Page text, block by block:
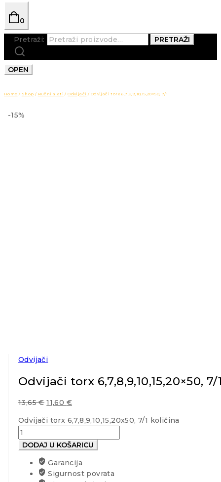
0
Pretraži: PRETRAŽI
OPEN
Home / Shop / Ručni alati / Odvijači / Odvijači torx 6,7,8,9,10,15,20×50, 7/1
-15%
Odvijači
Odvijači torx 6,7,8,9,10,15,20×50, 7/
13,65€ 11,60 €
Odvijači torx 6,7,8,9,10,15,20x50, 7/1 količina
DODAJ U KOŠARICU
Garancija
Sigurnost povrata